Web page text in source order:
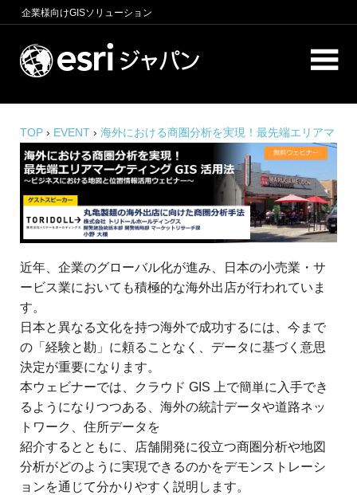
ン
企業様向けGISソリューション
シ
ョ
ン
イ
ン
テ
リ
ジ
ェ
ン
ス・
位
圏
分
析、
エ
リ
ア
マ
ケ
テ
ィ
ン
グ、
環
境
分
析、
SCM、
リ
ス
ク
TOP › EVENT › 海外における商圏分析を実現！最先端エリアマ
ーケティング GIS 活用法
近年、企業のグローバル化が進み、日本の小売業・サ
ービス業においても積極的な海外出店が行われていま
す。
日本と異なる文化を持つ海外で成功するには、今まで
の「経験と勘」に頼ることなく、データに基づく意思
決定が重要になります。
本ウェビナーでは、クラウド GIS 上で簡単に入手でき
るようになりつつある、海外の統計データや道路ネッ
トワーク、住所データを
紹介するとともに、店舗開発に役立つ商圏分析や地図
分析がどのように実現できるのかをデモンストレーシ
ョンを通じて分かりやすく説明します。